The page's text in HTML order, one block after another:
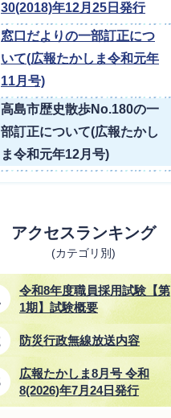
30(2018)年12月25日発行
窓口だよりの一部訂正につ
いて(広報たかしま令和元年
11月号)
高島市歴史散歩No.180の一
部訂正について(広報たかし
ま令和元年12月号)
アクセスランキング
(カテゴリ別)
令和8年度職員採用試験【第
1期】試験概要
防災行政無線放送内容
広報たかしま8月号 令和
8(2026)年7月24日発行